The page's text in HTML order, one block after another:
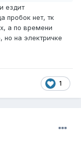
ездит
пробок нет, тк
а по времени
но на электричке
1